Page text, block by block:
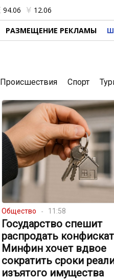
94.06 12.06
РАЗМЕЩЕНИЕ РЕКЛАМЫ
Происшествия Спорт
Общество 11:58
Государство спешит
распродать
Минфин хочет вдвое
сократить сроки
изъятого имущества